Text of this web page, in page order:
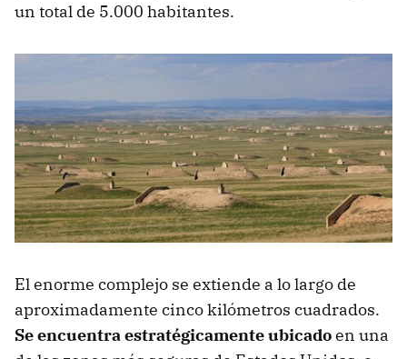
un total de 5.000 habitantes.
El enorme complejo se extiende a lo largo de
aproximadamente cinco kilómetros cuadrados.
Se encuentra estratégicamente ubicadoen una